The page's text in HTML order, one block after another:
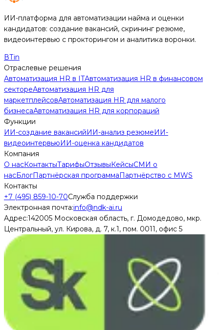
ИИ-платформа для автоматизации найма и оценки
кандидатов: создание вакансий, скрининг резюме,
видеоинтервью с прокторингом и аналитика воронки.
ВТin
Отраслевые решения
Автоматизация HR в ITАвтоматизация HR в финансовом
сектореАвтоматизация HR для
маркетплейсовАвтоматизация HR для малого
бизнесаАвтоматизация HR для корпораций
Функции
ИИ-создание вакансийИИ-анализ резюмеИИ-
видеоинтервьюИИ-оценка кандидатов
Компания
О насКонтактыТарифыОтзывыКейсыСМИ о
насБлогПартнёрская программаПартнёрство с MWS
Контакты
+7 (495) 859-10-70Служба поддержки
Электронная почта:info@ndk-ai.ru
Адрес:142005 Московская область, г. Домодедово, мкр.
Центральный, ул. Кирова, д. 7, к.1, пом. 0011, офис 5